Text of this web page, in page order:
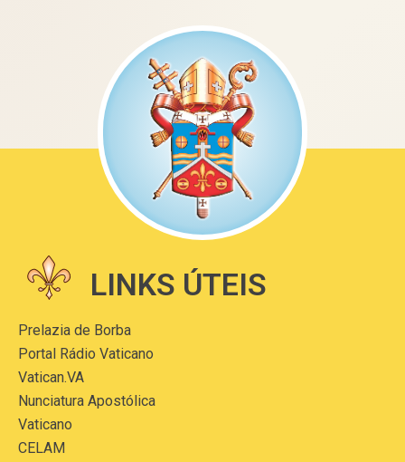
LINKS ÚTEIS
Prelazia de Borba
Portal Rádio Vaticano
Vatican.VA
Nunciatura Apostólica
Vaticano
CELAM